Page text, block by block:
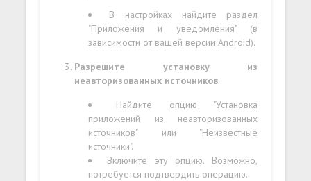
В настройках найдите раздел
"Приложения и уведомления" (в
зависимости от вашей версии Android).
Разрешите установку из
неавторизованных источников:
Найдите опцию "Установка
приложений из неавторизованных
источников" или "Неизвестные
источники".
Включите эту опцию. Возможно,
потребуется подтвердить операцию.